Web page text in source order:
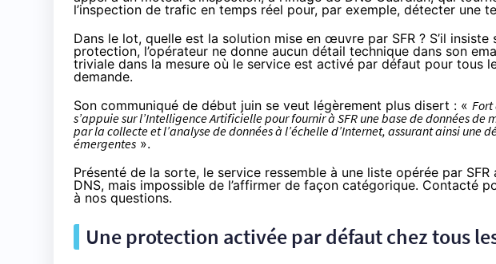
l’inspection de trafic en temps réel pour, par exemple, détecter une
Dans le lot, quelle est la solution mise en œuvre par SFR ? S’il
protection, l’opérateur ne donne aucun détail technique dans son
triviale dans la mesure où le service est activé par défaut pour tous
demande.
Son communiqué de début juin se veut légèrement plus disert : « Fort
s’appuie sur l’Intelligence Artificielle pour fournir à SFR une base de données
par la collecte et l’analyse de données à l’échelle d’Internet, assurant ainsi une
émergentes ».
Présenté de la sorte, le service ressemble à une liste opérée par
DNS, mais impossible de l’affirmer de façon catégorique. Contacté
à nos questions.
Une protection activée par défaut chez tous